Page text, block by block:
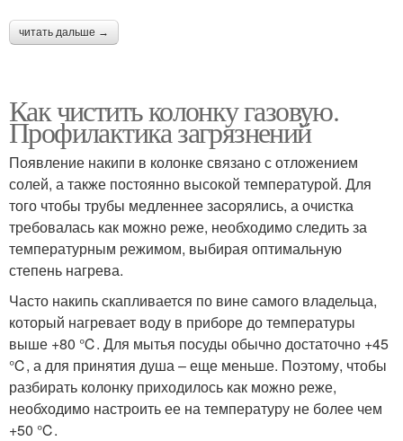
читать дальше →
Как чистить колонку газовую.
Профилактика загрязнений
Появление накипи в колонке связано с отложением
солей, а также постоянно высокой температурой. Для
того чтобы трубы медленнее засорялись, а очистка
требовалась как можно реже, необходимо следить за
температурным режимом, выбирая оптимальную
степень нагрева.
Часто накипь скапливается по вине самого владельца,
который нагревает воду в приборе до температуры
выше +80 ℃. Для мытья посуды обычно достаточно +45
℃, а для принятия душа – еще меньше. Поэтому, чтобы
разбирать колонку приходилось как можно реже,
необходимо настроить ее на температуру не более чем
+50 ℃.